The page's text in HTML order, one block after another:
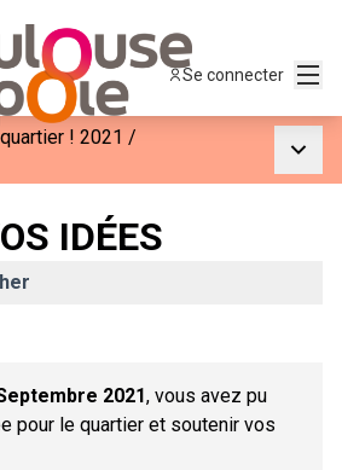
Se connecter
! 2021 /
IDÉES
2021, vous avez pu
pour le quartier et soutenir vos